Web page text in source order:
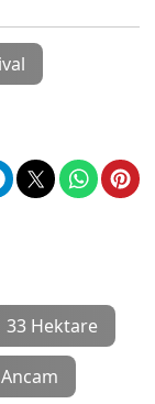
33 Hektare
Ancam